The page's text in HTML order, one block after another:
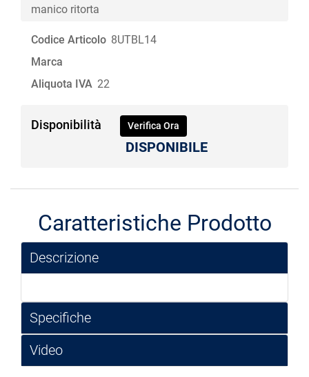
manico ritorta
Codice Articolo 8UTBL14
Marca
Aliquota IVA 22
Disponibilità Verifica Ora
DISPONIBILE
Caratteristiche Prodotto
Descrizione
Specifiche
Video